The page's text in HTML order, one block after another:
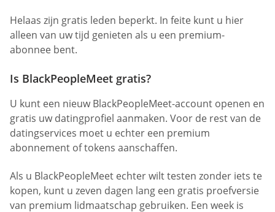
Helaas zijn gratis leden beperkt. In feite kunt u hier
alleen van uw tijd genieten als u een premium-
abonnee bent.
Is BlackPeopleMeet gratis?
U kunt een nieuw BlackPeopleMeet-account openen en
gratis uw datingprofiel aanmaken. Voor de rest van de
datingservices moet u echter een premium
abonnement of tokens aanschaffen.
Als u BlackPeopleMeet echter wilt testen zonder iets te
kopen, kunt u zeven dagen lang een gratis proefversie
van premium lidmaatschap gebruiken. Een week is